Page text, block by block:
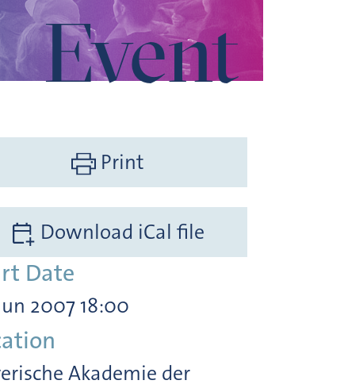
Event
Print
Download iCal file
Date
2007 18:00
Akademie der